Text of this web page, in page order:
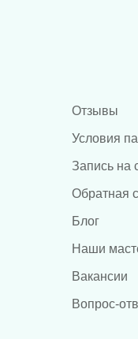
Отзывы
Условия
Запись на
Обратная
Блог
Наши
Вакансии
Вопрос-